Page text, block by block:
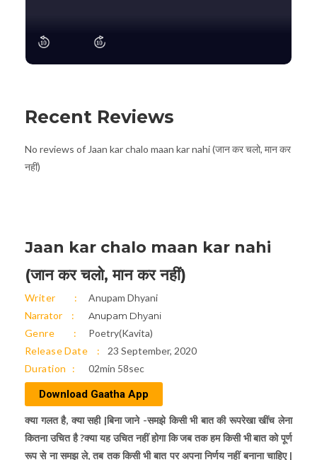
Recent Reviews
No reviews of Jaan kar chalo maan kar nahi (जान कर चलो, मान कर
नहीं)
Jaan kar chalo maan kar nahi
(जान कर चलो, मान कर नहीं)
Writer
Anupam Dhyani
Narrator
Anupam Dhyani
Genre
Poetry(Kavita)
Release Date
23 September, 2020
Duration
02min 58sec
Download Gaatha App
क्या गलत है, क्या सही |बिना जाने -समझे किसी भी बात की रूपरेखा खींच लेना
कितना उचित है ?क्या यह उचित नहीं होगा कि जब तक हम किसी भी बात को पूर्ण
रूप से ना समझ ले, तब तक किसी भी बात पर अपना निर्णय नहीं बनाना चाहिए |